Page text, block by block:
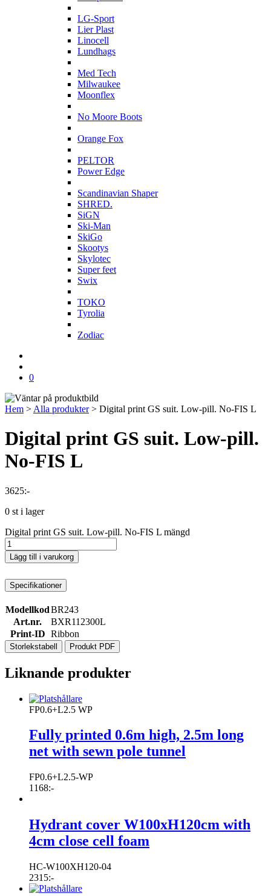
LG-Sport
Lier Plast
Linocell
Lundhags
Med Tech
Milwaukee
Moonflex
No Moore Boots
Orange Fox
PELTOR
Power Edge
Scandinavian Shaper
SHRED.
SiGN
Ski-Man
SkiGo
Skootys
Skylotec
Super feet
Swix
TOKO
Tyrolia
Zodiac
0
Hem > Alla produkter> Digital print GS suit. Low-pill. No-FIS L
Digital print GS suit. Low-pill.
No-FIS L
3625:-
0 st i lager
Digital print GS suit. Low-pill. No-FIS L mängd
Lägg till i varukorg
Specifikationer
ModellkodBR243
Art.nr.
BXR112300L
Print-ID Ribbon
Storlekstabell Produkt PDF
Liknande produkter
FP0.6+L2.5 WP
Fully printed 0.6m high, 2.5m long
net with sewn pole tunnel
FP0.6+L2.5-WP
1168:-
Hydrant cover W100xH120cm with
4cm close cell foam
HC-W100XH120-04
2315:-